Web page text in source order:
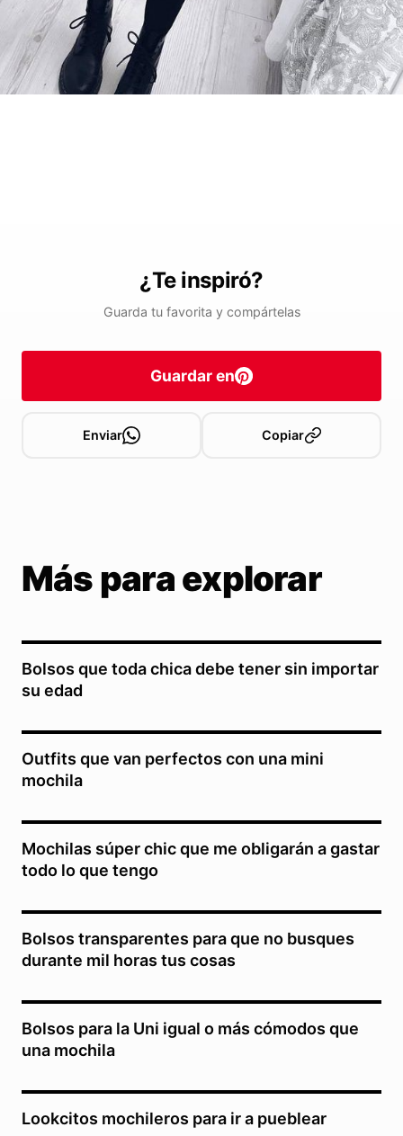
¿Te inspiró?
Guarda tu favorita y compártelas
Guardar en
Enviar Copiar
Más para explorar
Bolsos que toda chica debe tener sin importar
su edad
Outfits que van perfectos con una mini
mochila
Mochilas súper chic que me obligarán a gastar
todo lo que tengo
Bolsos transparentes para que no busques
durante mil horas tus cosas
Bolsos para la Uni igual o más cómodos que
una mochila
Lookcitos mochileros para ir a pueblear